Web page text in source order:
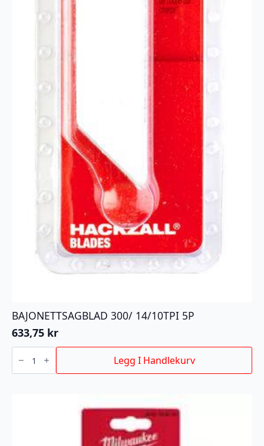
BAJONETTSAGBLAD 300/ 14/10TPI 5P
633,75 kr
BAJONETTSAGBLAD
300/
14/10TPI
5P
Legg I Handlekurv